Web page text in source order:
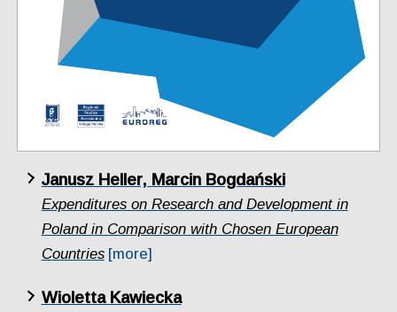
Janusz Heller, Marcin Bogdański
Expenditures on Research and Development in
Poland in Comparison with Chosen European
Countries [more]
Wioletta Kawiecka